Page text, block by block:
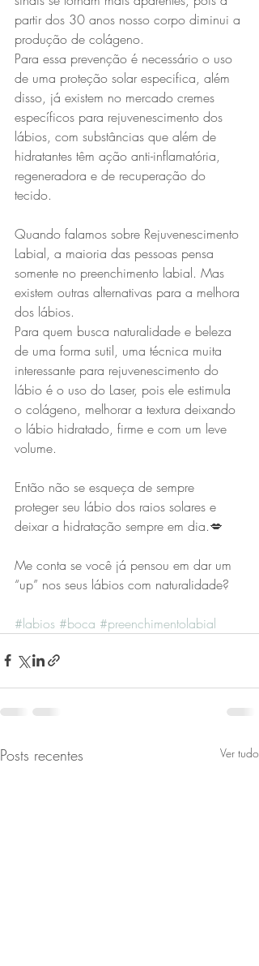
partir dos 30 anos nosso corpo diminui a
produção de colágeno.
Para essa prevenção é necessário o uso
de uma proteção solar especifica, além
disso, já existem no mercado cremes
específicos para rejuvenescimento dos
lábios, com substâncias que além de
hidratantes têm ação anti-inflamatória,
regeneradora e de recuperação do
tecido.
Quando falamos sobre Rejuvenescimento
Labial, a maioria das pessoas pensa
somente no preenchimento labial. Mas
existem outras alternativas para a melhora
dos lábios.
Para quem busca naturalidade e beleza
de uma forma sutil, uma técnica muita
interessante para rejuvenescimento do
lábio é o uso do Laser, pois ele estimula
o colágeno, melhorar a textura deixando
o lábio hidratado, firme e com um leve
volume.
Então não se esqueça de sempre
proteger seu lábio dos raios solares e
deixar a hidratação sempre em dia.💋
Me conta se você já pensou em dar um
“up” nos seus lábios com naturalidade?
#labios #boca #preenchimentolabial
Posts recentes Ver tudo